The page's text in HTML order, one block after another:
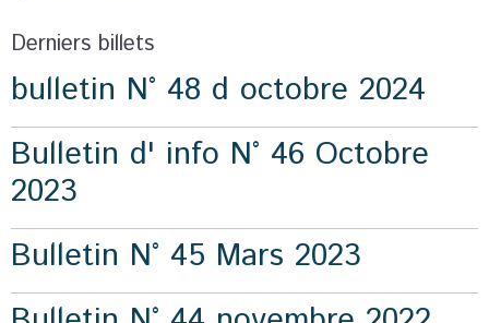
Derniers billets
bulletin N° 48 d octobre 2024
Bulletin d' info N° 46 Octobre
2023
Bulletin N° 45 Mars 2023